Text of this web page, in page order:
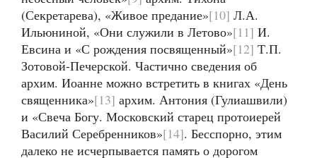
(Секретарева), «Живое предание»[10] Л.А.
Ильюниной, «Они служили в Летово»[11] И.
Евсина и «С рождения посвященный»[12] Т.П.
Зотовой-Печерской. Частично сведения об
архим. Иоанне можно встретить в книгах «День
священника»[13] архим. Антония (Гулиашвили)
и «Свеча Богу. Московский старец протоиерей
Василий Серебренников»[14]. Бесспорно, этим
далеко не исчерпывается память о дорогом